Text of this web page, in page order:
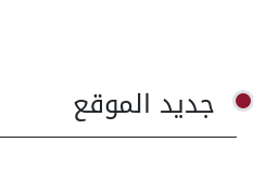
جديد الموقع